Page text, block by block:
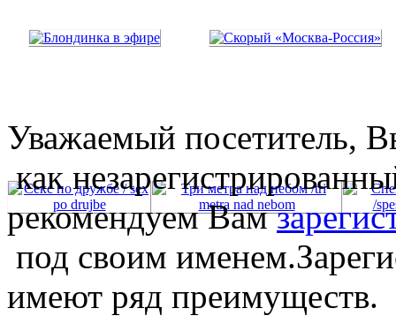
Уважаемый посетитель,
как
рекомендуем Вам
под своим
имеют ряд преимуществ.